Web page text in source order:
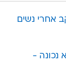
אחרי נשים
נכונה -